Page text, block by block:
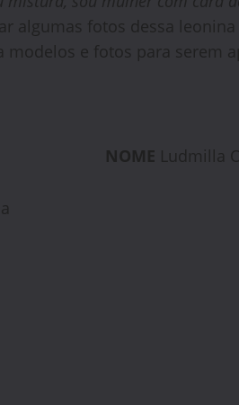
algumas fotos dessa
e fotos para serem
NOME Ludmilla